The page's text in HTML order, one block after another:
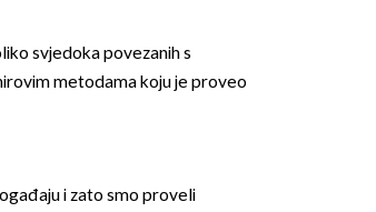
svjedoka povezanih s
metodama koju je proveo
i zato smo proveli